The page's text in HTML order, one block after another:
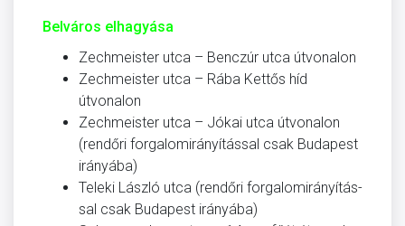
Belváros elhagyása
Zechmeister utca – Benczúr utca útvonalon
Zechmeister utca – Rába Kettős híd
útvonalon
Zechmeister utca – Jókai utca útvonalon
(rendőri forgalomirányítással csak Budapest
irányába)
Teleki László utca (rendőri forgalomirányítás­
sal csak Budapest irányába)